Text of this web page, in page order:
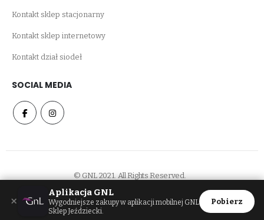
Kontakt sklep stacjonarny
Kontakt sklep internetowy
Kontakt dział siodeł
SOCIAL MEDIA
© GNL 2021. All Rights Reserved.
×
Aplikacja GNL
Wygodniejsze zakupy w aplikacji mobilnej GNL
Sklep Jeździecki.
Pobierz